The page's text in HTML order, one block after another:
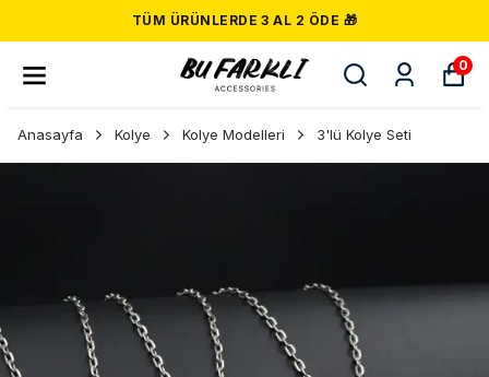
TÜM ÜRÜNLERDE 3 AL 2 ÖDE 🎁
0
Anasayfa Kolye Kolye Modelleri 3'lü Kolye Seti